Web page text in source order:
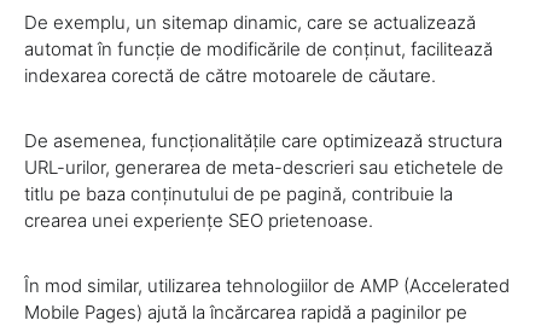
De exemplu, un sitemap dinamic, care se actualizează
automat în funcție de modificările de conținut, facilitează
indexarea corectă de către motoarele de căutare.
De asemenea, funcționalitățile care optimizează structura
URL-urilor, generarea de meta-descrieri sau etichetele de
titlu pe baza conținutului de pe pagină, contribuie la
crearea unei experiențe SEO prietenoase.
În mod similar, utilizarea tehnologiilor de AMP (Accelerated
Mobile Pages) ajută la încărcarea rapidă a paginilor pe